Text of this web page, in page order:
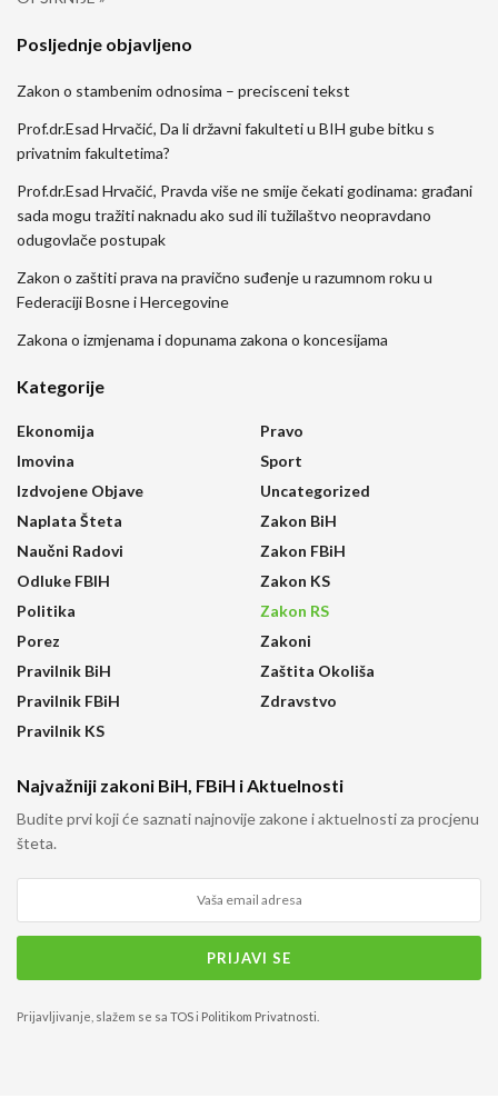
Posljednje objavljeno
Zakon o stambenim odnosima – precisceni tekst
Prof.dr.Esad Hrvačić, Da li državni fakulteti u BIH gube bitku s
privatnim fakultetima?
Prof.dr.Esad Hrvačić, Pravda više ne smije čekati godinama: građani
sada mogu tražiti naknadu ako sud ili tužilaštvo neopravdano
odugovlače postupak
Zakon o zaštiti prava na pravično suđenje u razumnom roku u
Federaciji Bosne i Hercegovine
Zakona o izmjenama i dopunama zakona o koncesijama
Kategorije
Ekonomija
Imovina
Izdvojene Objave
Naplata Šteta
Naučni Radovi
Odluke FBIH
Politika
Porez
Pravilnik BiH
Pravilnik FBiH
Pravilnik KS
Pravo
Sport
Uncategorized
Zakon BiH
Zakon FBiH
Zakon KS
Zakon RS
Zakoni
Zaštita Okoliša
Zdravstvo
Najvažniji zakoni BiH, FBiH i Aktuelnosti
Budite prvi koji će saznati najnovije zakone i aktuelnosti za procjenu
šteta.
Prijavljivanje, slažem se sa TOSi Politikom Privatnosti